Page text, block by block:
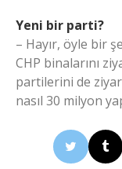
Yeni bir parti?
– Hayır, öyle bir
CHP binalarını
partilerini de
nasıl 30 milyon